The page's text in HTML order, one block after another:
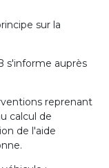
sur la
s'informe auprès
reprenant
calcul de
de l'aide